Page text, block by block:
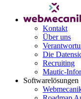
Kontakt
Über uns
Die
Recruiting
Mautic-
Softwarelösungen